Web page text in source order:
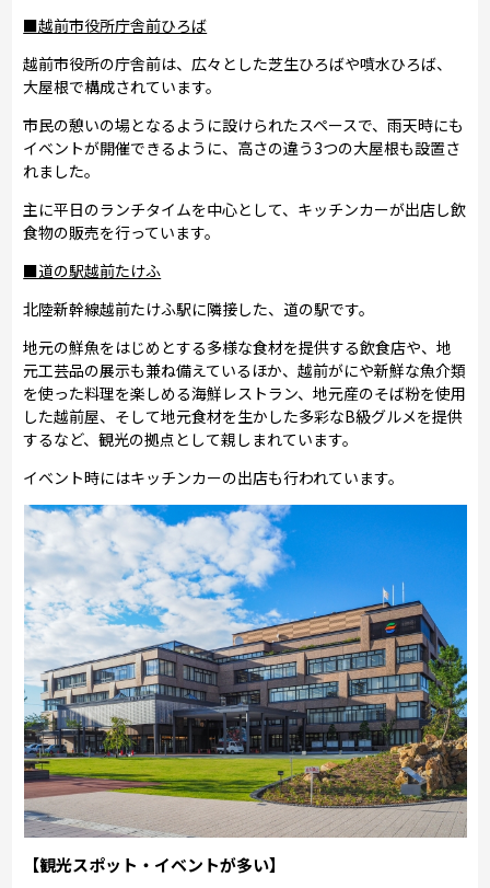
■越前市役所庁舎前ひろば
越前市役所の庁舎前は、広々とした芝生ひろばや噴水ひろば、
大屋根で構成されています。
市民の憩いの場となるように設けられたスペースで、雨天時にも
イベントが開催できるように、高さの違う3つの大屋根も設置さ
れました。
主に平日のランチタイムを中心として、キッチンカーが出店し飲
食物の販売を行っています。
■道の駅越前たけふ
北陸新幹線越前たけふ駅に隣接した、道の駅です。
地元の鮮魚をはじめとする多様な食材を提供する飲食店や、地
元工芸品の展示も兼ね備えているほか、越前がにや新鮮な魚介類
を使った料理を楽しめる海鮮レストラン、地元産のそば粉を使用
した越前屋、そして地元食材を生かした多彩なB級グルメを提供
するなど、観光の拠点として親しまれています。
イベント時にはキッチンカーの出店も行われています。
【観光スポット・イベントが多い】